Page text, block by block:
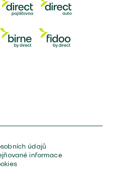
údajů
informace